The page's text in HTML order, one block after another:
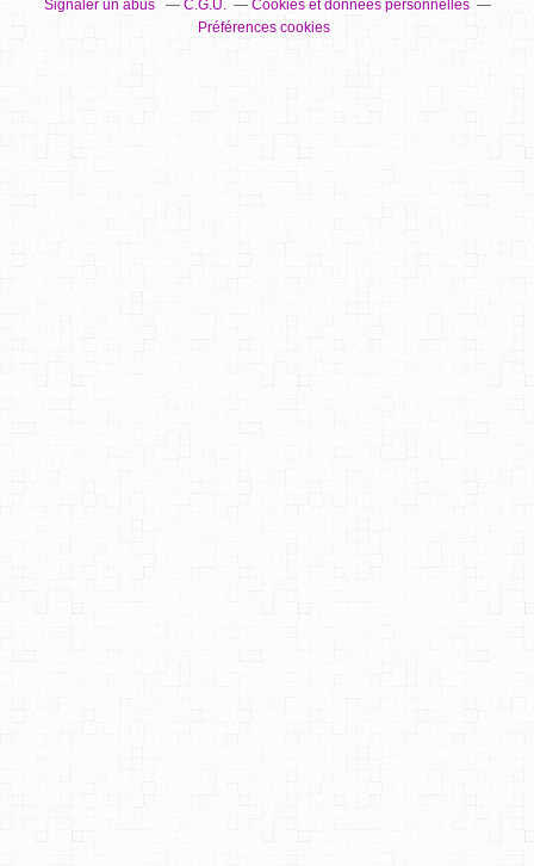
Signaler un abus C.G.U.
Cookies et données personnelles
Préférences cookies